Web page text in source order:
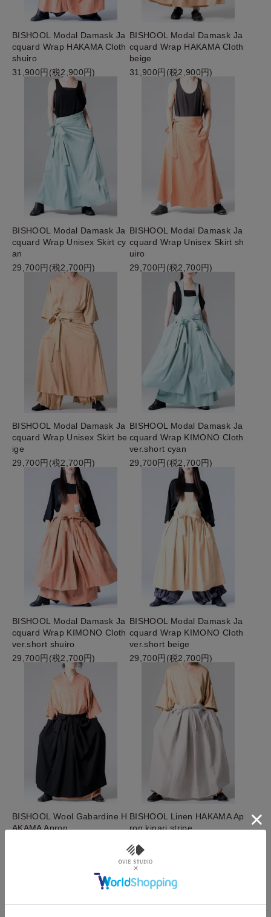
BISHOOL Modal Damask Ja
cquard Wrap HAKAMA Cloth
shuiro
31,900円(税2,900円)
BISHOOL Modal Damask Ja
cquard Wrap HAKAMA Cloth
beige
31,900円(税2,900円)
BISHOOL Modal Damask Ja
cquard Wrap Unisex Skirt cy
an
29,700円(税2,700円)
BISHOOL Modal Damask Ja
cquard Wrap Unisex Skirt sh
uiro
29,700円(税2,700円)
BISHOOL Modal Damask Ja
cquard Wrap Unisex Skirt be
ige
29,700円(税2,700円)
BISHOOL Modal Damask Ja
cquard Wrap KIMONO Cloth
ver.short cyan
29,700円(税2,700円)
BISHOOL Modal Damask Ja
cquard Wrap KIMONO Cloth
ver.short shuiro
29,700円(税2,700円)
BISHOOL Modal Damask Ja
cquard Wrap KIMONO Cloth
ver.short beige
29,700円(税2,700円)
BISHOOL Wool Gabardine H
AKAMA Apron
BISHOOL Linen HAKAMA Ap
ron kinari stripe